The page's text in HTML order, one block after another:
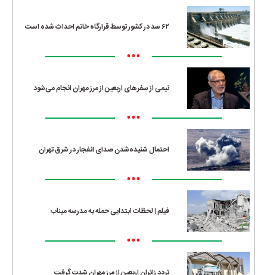
۶۲ سد در کشور توسط قرارگاه خاتم احداث شده است
•••
نیمی از سفرهای اربعین از مرز مهران انجام می‌شود
•••
احتمال شنیده‌شدن صدای انفجار در شرق تهران
•••
فیلم | لحظات ابتدایی حمله به مدرسه میناب
•••